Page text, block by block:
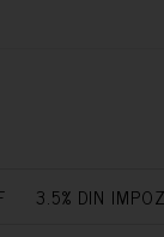
3.5% DIN